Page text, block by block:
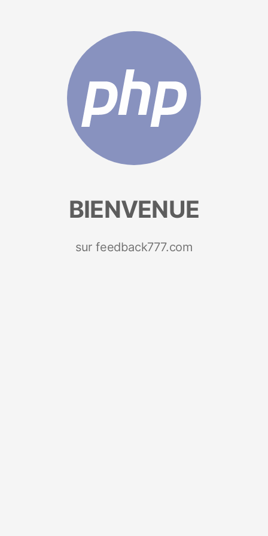
BIENVENUE
sur feedback777.com